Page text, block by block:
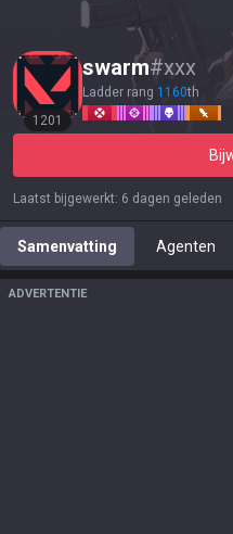
1201
swarm#xxx
Ladder rang 1160th
Laatst bijgewerkt: 6 dagen geleden
Samenvatting Agenten
ADVERTENTIE